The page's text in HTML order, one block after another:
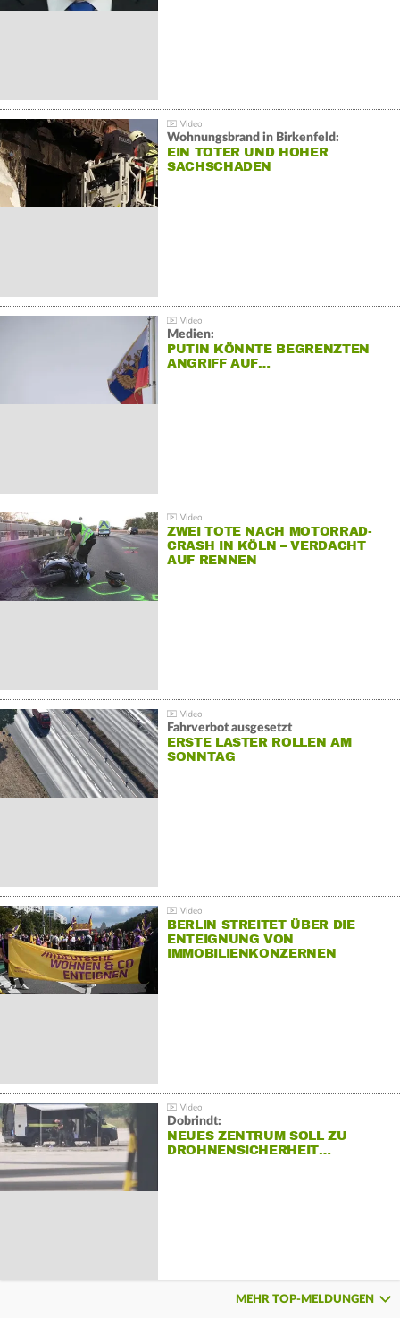
Wohnungsbrand in Birkenfeld:
EIN TOTER UND HOHER
SACHSCHADEN
Medien:
PUTIN KÖNNTE BEGRENZTEN
ANGRIFF AUF…
ZWEI TOTE NACH MOTORRAD-
CRASH IN KÖLN – VERDACHT
AUF RENNEN
Fahrverbot ausgesetzt
ERSTE LASTER ROLLEN AM
SONNTAG
BERLIN STREITET ÜBER DIE
ENTEIGNUNG VON
IMMOBILIENKONZERNEN
Dobrindt:
NEUES ZENTRUM SOLL ZU
DROHNENSICHERHEIT…
MEHR TOP-MELDUNGEN